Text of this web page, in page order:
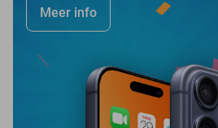
Meer info